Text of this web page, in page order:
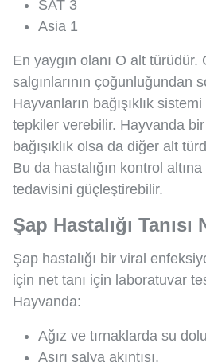
SAT 3
Asia 1
En yaygın olanı O alt türüdür.
salgınlarının çoğunluğundan
Hayvanların bağışıklık
tepkiler verebilir. Hayvanda bir
bağışıklık olsa da diğer alt
Bu da hastalığın kontrol altına
tedavisini güçleştirebilir.
Şap Hastalığı
Şap hastalığı bir viral
için net tanı için laboratuvar
Hayvanda:
Ağız ve tırnaklarda su
Aşırı salya akıntısı,